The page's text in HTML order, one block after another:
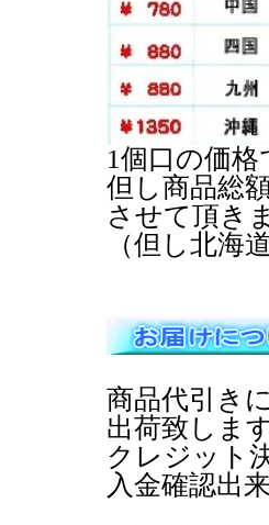
1個口の価
但し商品総
させて頂き
（但し北海
商品代引き
出荷致しま
クレジット
入金確認出